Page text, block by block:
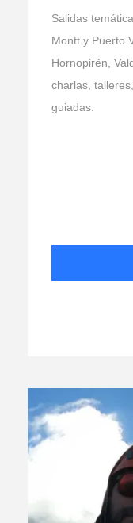
Salidas
Montt y Puerto
Hornopirén,
charlas,
guiadas.